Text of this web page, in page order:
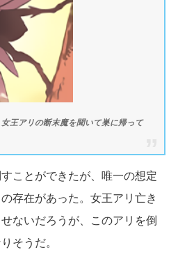
王アリの断末魔を聞いて巣に帰って
ことができたが、唯一の想定
存在があった。女王アリ亡き
ないだろうが、このアリを倒
そうだ。